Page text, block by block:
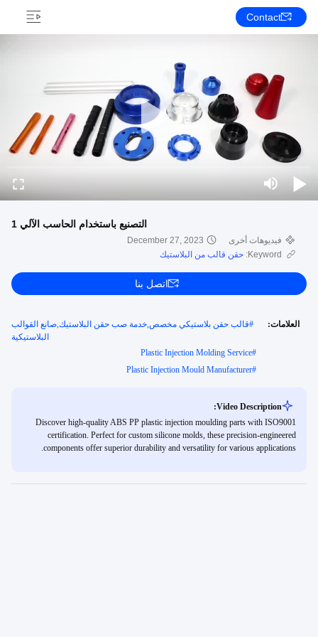
Contact
التصنيع باستخدام الحاسب الآلي 1
فيديوهات أخرى
December 27, 2023
Keyword: حقن قالب من البلاستيك
اتصل بنا
العلامات: #قالب حقن بلاستيكي مخصص,خدمة صب حقن البلاستيك,صانع القوالب
البلاستيكية
#
Plastic Injection Molding Service
#
Plastic Injection Mould Manufacturer
Video Description:
Discover high-quality ABS PP plastic injection moulding parts with ISO9001
certification. Perfect for custom silicone molds, these precision-engineered
components offer superior durability and versatility for various applications.